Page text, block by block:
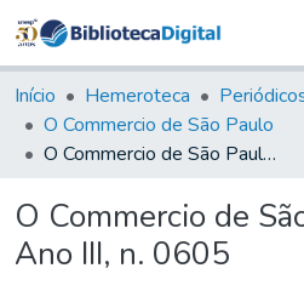
&
Tudo na
Início Hemeroteca
O Commercio de São Paulo
O Commercio de São Paulo, 1895, Ano III, n. 0605
O Commercio de
Ano III, n. 0605